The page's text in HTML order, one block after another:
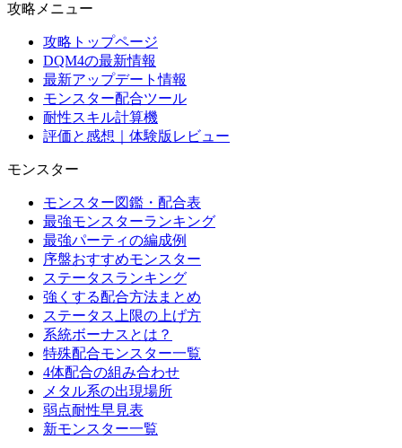
攻略メニュー
攻略トップページ
DQM4の最新情報
最新アップデート情報
モンスター配合ツール
耐性スキル計算機
評価と感想｜体験版レビュー
モンスター
モンスター図鑑・配合表
最強モンスターランキング
最強パーティの編成例
序盤おすすめモンスター
ステータスランキング
強くする配合方法まとめ
ステータス上限の上げ方
系統ボーナスとは？
特殊配合モンスター一覧
4体配合の組み合わせ
メタル系の出現場所
弱点耐性早見表
新モンスター一覧